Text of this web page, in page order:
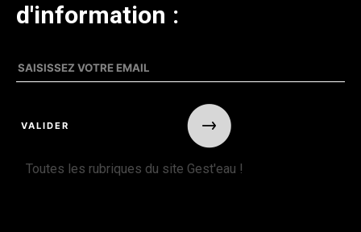
d'information :
Toutes les rubriques du site Gest'eau !